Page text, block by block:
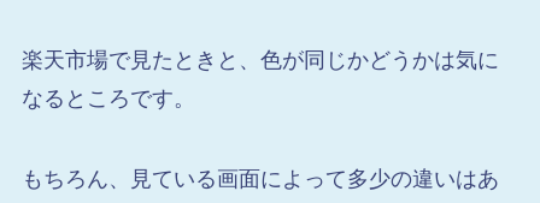
楽天市場で見たときと、色が同じかどうかは気に
なるところです。
もちろん、見ている画面によって多少の違いはあ